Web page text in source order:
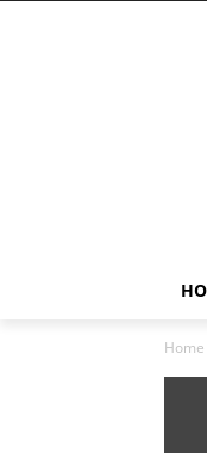
Home